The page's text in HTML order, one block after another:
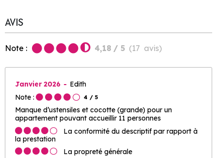
AVIS
Note : 4,18 / 5 (17 avis)
Janvier 2026
Edith
Note :
4 / 5
Manque d’ustensiles et cocotte (grande) pour un
appartement pouvant accueillir 11 personnes
La conformité du descriptif par rapport à
la prestation
La propreté générale